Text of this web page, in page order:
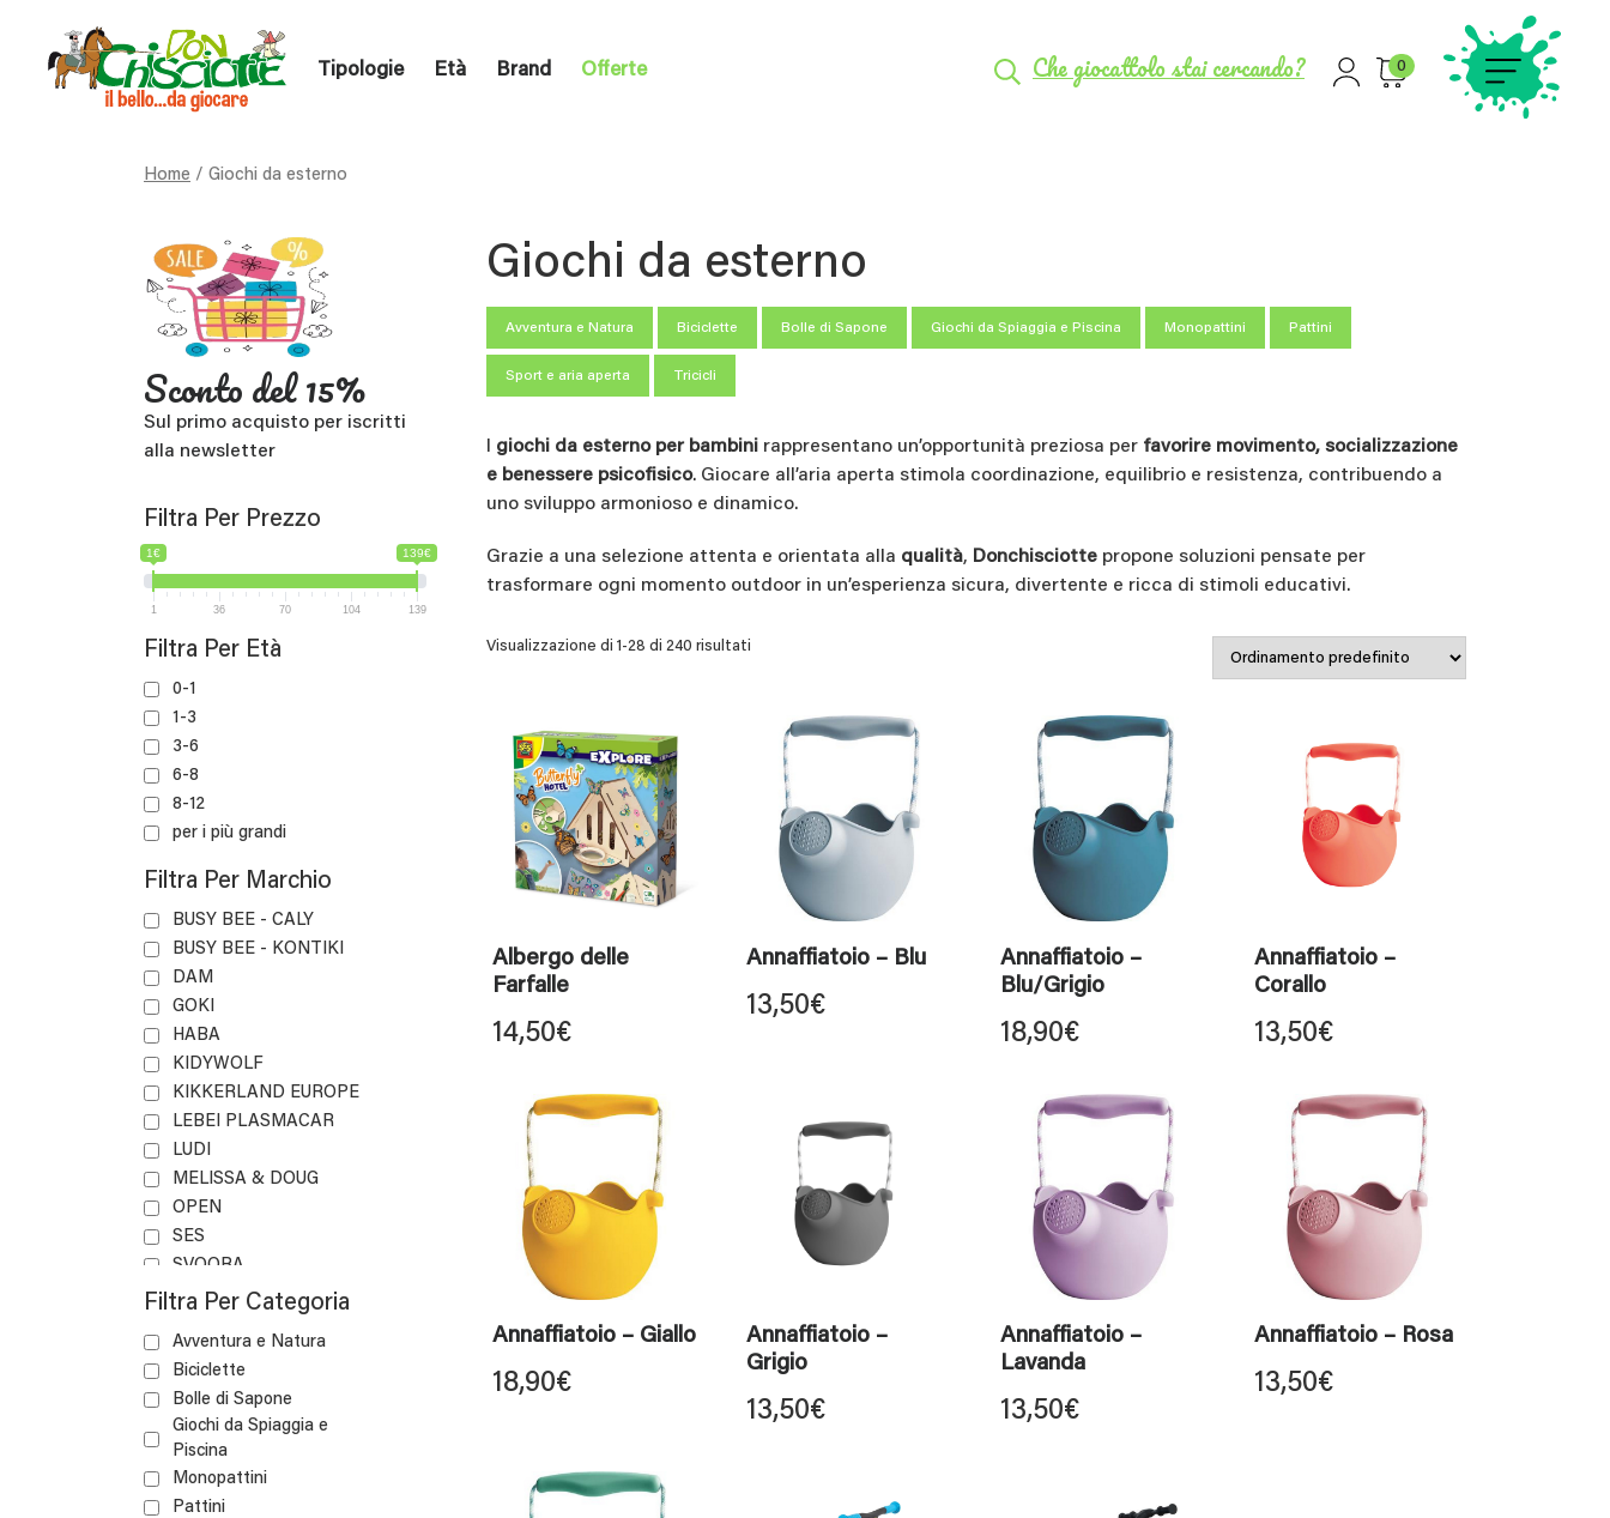
Tipologie Età Brand Offerte Che giocattolo stai cercando? 0
Home / Giochi da esterno
Sconto del 15%
Sul primo acquisto per iscritti
alla newsletter
Filtra Per Prezzo
1€ 139€
1 36 70 104 139
Filtra Per Età
0-1
1-3
3-6
6-8
8-12
per i più grandi
Filtra Per Marchio
BUSY BEE - CALY
BUSY BEE - KONTIKI
DAM
GOKI
HABA
KIDYWOLF
KIKKERLAND EUROPE
LEBEI PLASMACAR
LUDI
MELISSA & DOUG
OPEN
SES
SVOORA
SYNAPSYS
TRIKE STAR
TUBAN
VIGA
WILD REPUBLIC
YVOLUTION
Filtra Per Categoria
Avventura e Natura
Biciclette
Bolle di Sapone
Giochi da Spiaggia e
Piscina
Monopattini
Pattini
Giochi da esterno
Avventura e Natura Biciclette Bolle di Sapone Giochi da Spiaggia e Piscina Monopattini Pattini
Sport e aria aperta Tricicli
I giochi da esterno per bambini rappresentano un’opportunità preziosa per favorire movimento, socializzazione
e benessere psicofisico. Giocare all’aria aperta stimola coordinazione, equilibrio e resistenza, contribuendo a
uno sviluppo armonioso e dinamico.
Grazie a una selezione attenta e orientata alla qualità, Donchisciotte propone soluzioni pensate per
trasformare ogni momento outdoor in un’esperienza sicura, divertente e ricca di stimoli educativi.
Visualizzazione di 1-28 di 240 risultati
Albergo delle
Farfalle
14,50€
Annaffiatoio – Blu
13,50€
Annaffiatoio –
Blu/Grigio
18,90€
Annaffiatoio –
Corallo
13,50€
Annaffiatoio – Giallo
18,90€
Annaffiatoio –
Grigio
13,50€
Annaffiatoio –
Lavanda
13,50€
Annaffiatoio – Rosa
13,50€